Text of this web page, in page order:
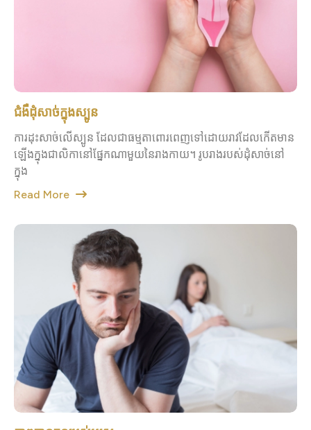
ជំងឺដុំសាច់ក្នុងស្បូន
ការដុះសាច់លើស្បូន ដែលជាធម្មតាពោរពេញទៅដោយរាវដែលកើតមាន
ឡើងក្នុងជាលិកានៅផ្នែកណាមួយនៃរាងកាយ។ រូបរាងរបស់ដុំសាច់នៅ
ក្នុង
Read More